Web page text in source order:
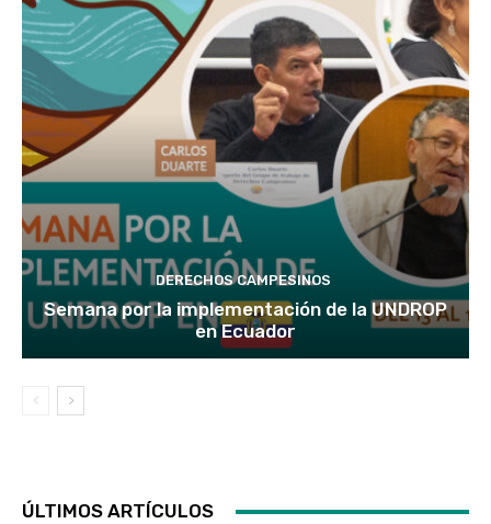
DERECHOS CAMPESINOS
Semana por la implementación de la UNDROP
en Ecuador
ÚLTIMOS ARTÍCULOS